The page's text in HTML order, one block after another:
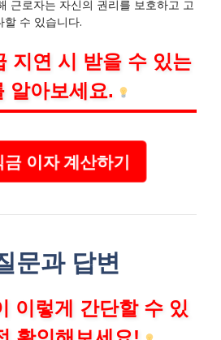
근로자는 자신의 권리를 보호하고 고
할 수 있습니다.
지연 시 받을 수 있는
알아보세요.
이자 계산하기
문과 답변
이렇게 간단할 수 있